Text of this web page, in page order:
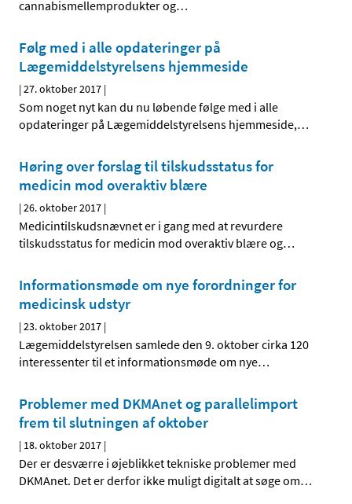
cannabismellemprodukter og…
Følg med i alle opdateringer på
Lægemiddelstyrelsens hjemmeside
|27. oktober 2017 |
Som noget nyt kan du nu løbende følge med i alle
opdateringer på Lægemiddelstyrelsens hjemmeside,…
Høring over forslag til tilskudsstatus for
medicin mod overaktiv blære
|26. oktober 2017 |
Medicintilskudsnævnet er i gang med at revurdere
tilskudsstatus for medicin mod overaktiv blære og…
Informationsmøde om nye forordninger for
medicinsk udstyr
|23. oktober 2017 |
Lægemiddelstyrelsen samlede den 9. oktober cirka 120
interessenter til et informationsmøde om nye…
Problemer med DKMAnet og parallelimport
frem til slutningen af oktober
| 18. oktober 2017 |
Der er desværre i øjeblikket tekniske problemer med
DKMAnet. Det er derfor ikke muligt digitalt at søge om…